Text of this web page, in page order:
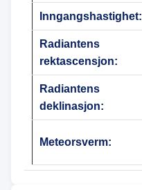
Inngangshastighet:
Radiantens
rektascensjon:
Radiantens
deklinasjon:
Meteorsverm: